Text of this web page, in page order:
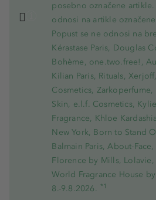
posebno označene artikle.
odnosi na artikle
Popust se ne odnosi na
Kérastase Paris, Douglas
Bohème, one.two.free!,
Kilian Paris, Rituals,
Cosmetics,
Skin, e.l.f. Cosmetics,
Fragrance, Khloe
New York, Born to Stand
Balmain Paris, About-
Florence by Mills,
World Fragrance House
8.-9.8.2026. *1